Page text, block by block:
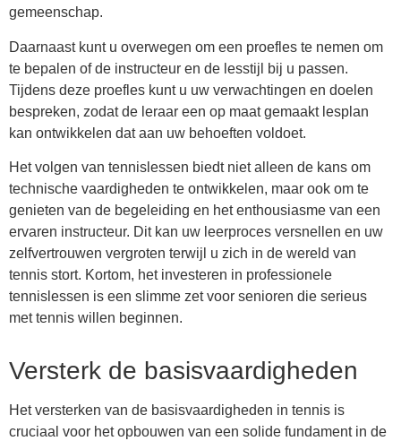
gemeenschap.
Daarnaast kunt u overwegen om een proefles te nemen om
te bepalen of de instructeur en de lesstijl bij u passen.
Tijdens deze proefles kunt u uw verwachtingen en doelen
bespreken, zodat de leraar een op maat gemaakt lesplan
kan ontwikkelen dat aan uw behoeften voldoet.
Het volgen van tennislessen biedt niet alleen de kans om
technische vaardigheden te ontwikkelen, maar ook om te
genieten van de begeleiding en het enthousiasme van een
ervaren instructeur. Dit kan uw leerproces versnellen en uw
zelfvertrouwen vergroten terwijl u zich in de wereld van
tennis stort. Kortom, het investeren in professionele
tennislessen is een slimme zet voor senioren die serieus
met tennis willen beginnen.
Versterk de basisvaardigheden
Het versterken van de basisvaardigheden in tennis is
cruciaal voor het opbouwen van een solide fundament in de